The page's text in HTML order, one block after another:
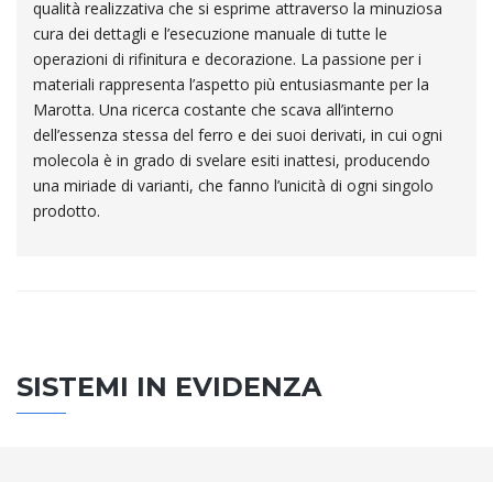
qualità realizzativa che si esprime attraverso la minuziosa
cura dei dettagli e l’esecuzione manuale di tutte le
operazioni di rifinitura e decorazione. La passione per i
materiali rappresenta l’aspetto più entusiasmante per la
Marotta. Una ricerca costante che scava all’interno
dell’essenza stessa del ferro e dei suoi derivati, in cui ogni
molecola è in grado di svelare esiti inattesi, producendo
una miriade di varianti, che fanno l’unicità di ogni singolo
prodotto.
SISTEMI IN EVIDENZA